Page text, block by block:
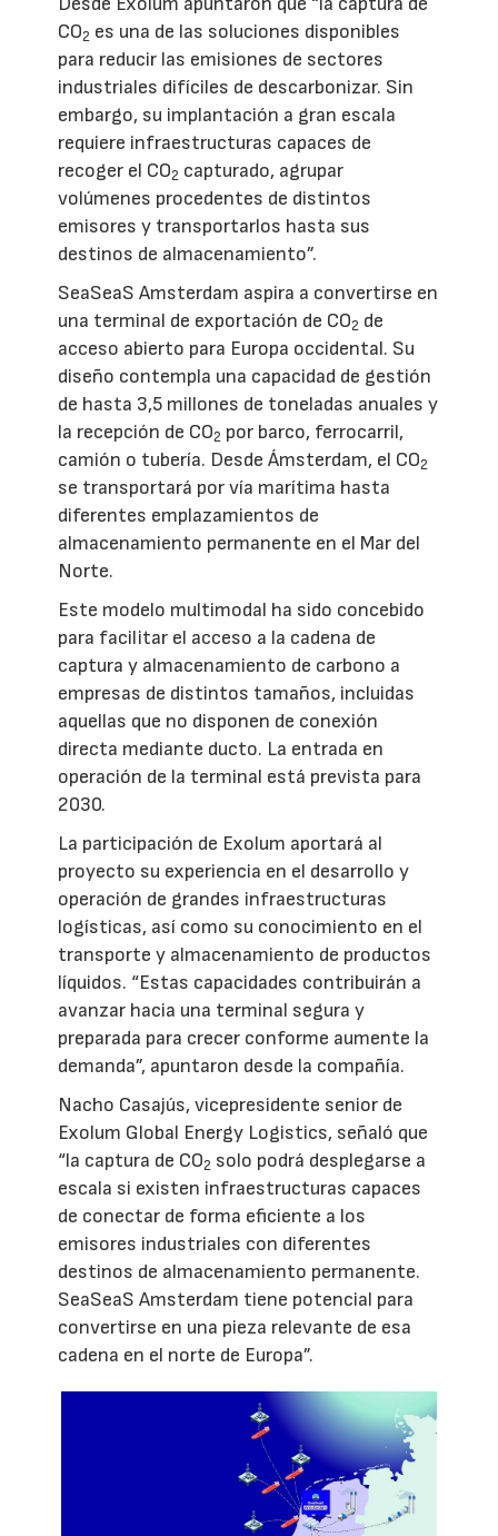
CO2 es una de las soluciones disponibles
para reducir las emisiones de sectores
industriales difíciles de descarbonizar. Sin
embargo, su implantación a gran escala
requiere infraestructuras capaces de
recoger el CO2 capturado, agrupar
volúmenes procedentes de distintos
emisores y transportarlos hasta sus
destinos de almacenamiento”.
SeaSeaS Amsterdam aspira a convertirse en
una terminal de exportación de CO2 de
acceso abierto para Europa occidental. Su
diseño contempla una capacidad de gestión
de hasta 3,5 millones de toneladas anuales y
la recepción de CO2 por barco, ferrocarril,
camión o tubería. Desde Ámsterdam, el CO2
se transportará por vía marítima hasta
diferentes emplazamientos de
almacenamiento permanente en el Mar del
Norte.
Este modelo multimodal ha sido concebido
para facilitar el acceso a la cadena de
captura y almacenamiento de carbono a
empresas de distintos tamaños, incluidas
aquellas que no disponen de conexión
directa mediante ducto. La entrada en
operación de la terminal está prevista para
2030.
La participación de Exolum aportará al
proyecto su experiencia en el desarrollo y
operación de grandes infraestructuras
logísticas, así como su conocimiento en el
transporte y almacenamiento de productos
líquidos. “Estas capacidades contribuirán a
avanzar hacia una terminal segura y
preparada para crecer conforme aumente la
demanda”, apuntaron desde la compañía.
Nacho Casajús, vicepresidente senior de
Exolum Global Energy Logistics, señaló que
“la captura de CO2 solo podrá desplegarse a
escala si existen infraestructuras capaces
de conectar de forma eficiente a los
emisores industriales con diferentes
destinos de almacenamiento permanente.
SeaSeaS Amsterdam tiene potencial para
convertirse en una pieza relevante de esa
cadena en el norte de Europa”.